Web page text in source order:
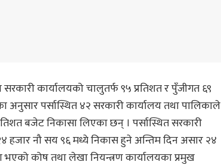
कार्यालयको चालुतर्फ ९५ प्रतिशत र पुँजीगत ६९
पर्सास्थित ४२ सरकारी कार्यालय तथा पालिकाले
बजेट निकासा लिएका छन् । पर्सास्थित सरकारी
हजार नौ सय ९६ मध्ये निकास हुने अन्तिम दिन असार २४
कोष तथा लेखा नियन्त्रण कार्यालयका प्रमुख